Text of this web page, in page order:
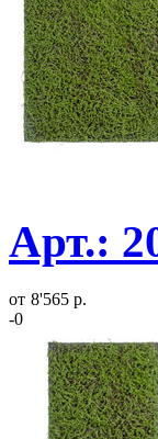
Арт.:
от 8'565 р.
-0